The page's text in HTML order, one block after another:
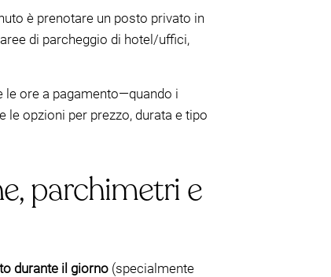
è prenotare un posto privato in
di parcheggio di hotel/uffici,
le ore a pagamento—quando i
opzioni per prezzo, durata e tipo
parchimetri e
durante il giorno (specialmente